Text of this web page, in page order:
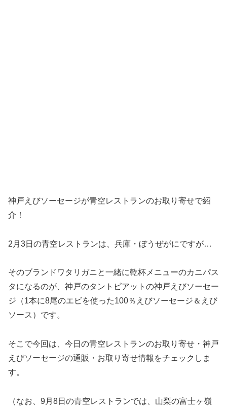
神戸えびソーセージが青空レストランのお取り寄せで紹
介！
2月3日の青空レストランは、兵庫・ぼうぜがにですが…
そのブランドワタリガニと一緒に乾杯メニューのカニパス
タになるのが、神戸のタントピアットの神戸えびソーセー
ジ（1本に8尾のエビを使った100％えびソーセージ＆えび
ソース）です。
そこで今回は、今日の青空レストランのお取り寄せ・神戸
えびソーセージの通販・お取り寄せ情報をチェックしま
す。
（なお、9月8日の青空レストランでは、山梨の富士ヶ嶺